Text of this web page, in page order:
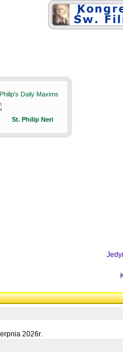
Daily Maxims
St. Philip Neri
2026r.